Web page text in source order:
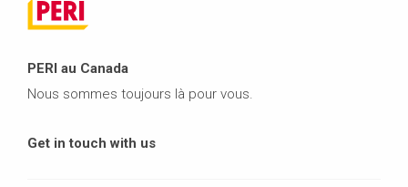
PERI au Canada
Nous sommes toujours là pour vous.
Get in touch with us